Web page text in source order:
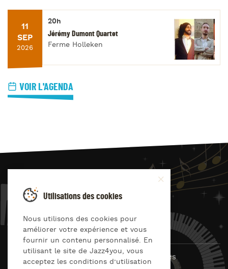
11
SEP
2026
20h
Jérémy Dumont Quartet
Ferme Holleken
VOIR L'AGENDA
JAZZ4
© Jazz4you 2019 – 2026 Tous droits réservés
Utilisations des cookies
Nous utilisons des cookies pour
améliorer votre expérience et vous
fournir un contenu personnalisé. En
utilisant le site de Jazz4you, vous
acceptez les conditions d’utilisation